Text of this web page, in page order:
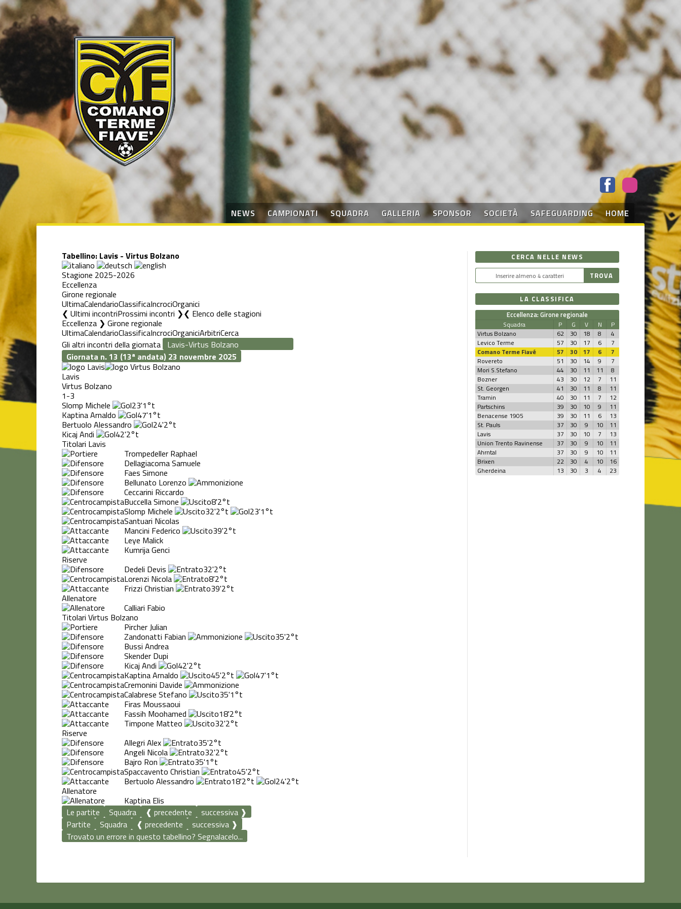
NEWS CAMPIONATI SQUADRA GALLERIA SPONSOR SOCIETÀ SAFEGUARDING HOME
Tabellino: Lavis - Virtus Bolzano
Stagione 2025-2026
Eccellenza
Girone regionale
UltimaCalendarioClassificaIncrociOrganici
❮ Ultimi incontriProssimi incontri ❯ Elenco delle stagioni
Eccellenza ❯ Girone regionale
UltimaCalendarioClassificaIncrociOrganiciArbitriCerca
Gli altri incontri della giornata
Giornata n. 13 (13ª andata) 23 novembre 2025
Lavis
Virtus Bolzano
1-3
Slomp Michele 23'1°t
Kaptina Arnaldo 47'1°t
Bertuolo Alessandro 24'2°t
Kicaj Andi 42'2°t
Titolari Lavis
Trompedeller Raphael
Dellagiacoma Samuele
Faes Simone
Bellunato Lorenzo
Ceccarini Riccardo
Buccella Simone 8'2°t
Slomp Michele 32'2°t 23'1°t
Santuari Nicolas
Mancini Federico 39'2°t
Leye Malick
Kumrija Genci
Riserve
Dedeli Devis 32'2°t
Lorenzi Nicola 8'2°t
Frizzi Christian 39'2°t
Allenatore
Calliari Fabio
Titolari Virtus Bolzano
Pircher Julian
Zandonatti Fabian 35'2°t
Bussi Andrea
Skender Dupi
Kicaj Andi 42'2°t
Kaptina Arnaldo 45'2°t 47'1°t
Cremonini Davide
Calabrese Stefano 35'1°t
Firas Moussaoui
Fassih Moohamed 18'2°t
Timpone Matteo 32'2°t
Riserve
Allegri Alex 35'2°t
Angeli Nicola 32'2°t
Bajro Ron 35'1°t
Spaccavento Christian 45'2°t
Bertuolo Alessandro 18'2°t 24'2°t
Allenatore
Kaptina Elis
Le partite
Squadra ❰ precedente
successiva ❱
Partite
Squadra ❰ precedente
successiva ❱
Trovato un errore in questo tabellino? Segnalacelo...
CERCA NELLE NEWS
LA CLASSIFICA
Eccellenza: Girone regionale
Squadra P G V N
P
Virtus Bolzano
62 30 18 8
4
Levico Terme
57 30 17 6
7
Comano Terme Fiavé
57 30 17 6
7
Rovereto
51 30 14 9
7
Mori S.Stefano
44 30 11 11
8
Bozner
43 30 12 7
11
St. Georgen
41 30 11 8
11
Tramin
40 30 11 7
12
Partschins
39 30 10 9
11
Benacense 1905
39 30 11 6
13
St. Pauls
37 30 9 10
11
Lavis
37 30 10 7
13
Union Trento Ravinense
37 30 9 10
11
Ahrntal
37 30 9 10
11
Brixen
22 30 4 10
16
Gherdeina
13 30 3 4 23